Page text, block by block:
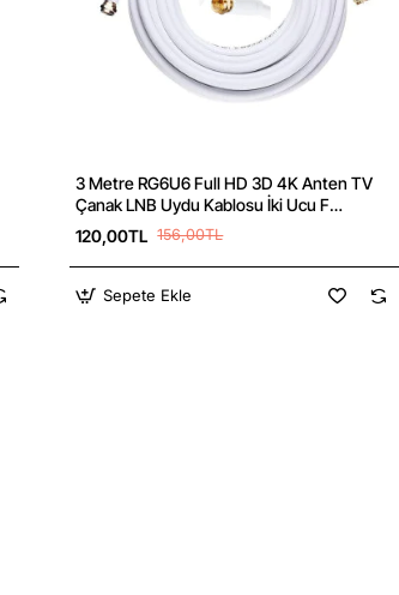
3 Metre RG6U6 Full HD 3D 4K Anten TV
Çanak LNB Uydu Kablosu İki Ucu F
Konnetkör
120,00TL 156,00TL
Sepete Ekle